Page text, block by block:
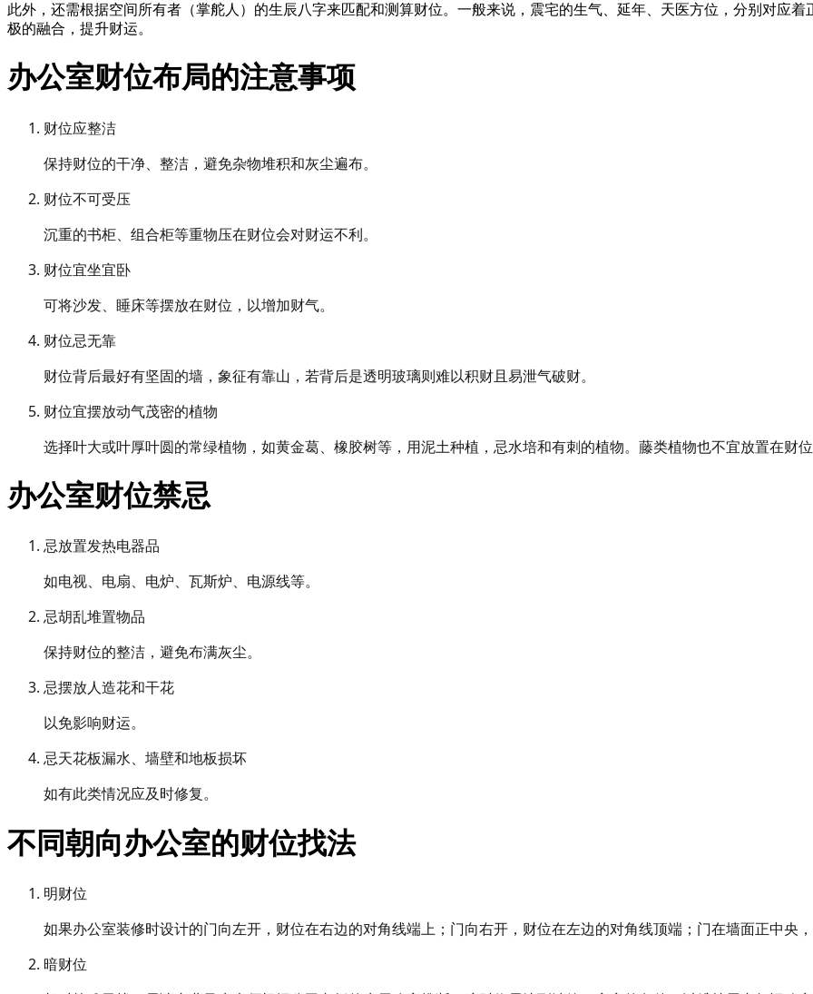
此外，还需根据空间所有者（掌舵人）的生辰八字来匹配和测算财位。一般来说，震宅的生气、延年、天医方位，分别对应
极的融合，提升财运。
办公室财位布局的注意事项
财位应整洁
保持财位的干净、整洁，避免杂物堆积和灰尘遍布。
财位不可受压
沉重的书柜、组合柜等重物压在财位会对财运不利。
财位宜坐宜卧
可将沙发、睡床等摆放在财位，以增加财气。
财位忌无靠
财位背后最好有坚固的墙，象征有靠山，若背后是透明玻璃则难以积财且易泄气破财。
财位宜摆放动气茂密的植物
选择叶大或叶厚叶圆的常绿植物，如黄金葛、橡胶树等，用泥土种植，忌水培和有刺的植物。藤类植物也不宜放置在财
办公室财位禁忌
忌放置发热电器品
如电视、电扇、电炉、瓦斯炉、电源线等。
忌胡乱堆置物品
保持财位的整洁，避免布满灰尘。
忌摆放人造花和干花
以免影响财运。
忌天花板漏水、墙壁和地板损坏
如有此类情况应及时修复。
不同朝向办公室的财位找法
明财位
如果办公室装修时设计的门向左开，财位在右边的对角线端上；门向右开，财位在左边的对角线顶端；门在墙面正中央
暗财位